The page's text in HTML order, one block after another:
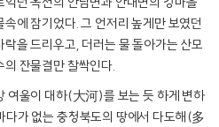
에 잠기었다. 그 언저리 높게만 보였던
을 드리우고, 더러는 물 돌아가는 산모
잔물결만 찰싹인다.
여울이 대하(大河)를 보는 듯 하게 변하
다가 없는 충청북도의 땅에서 다도해(多